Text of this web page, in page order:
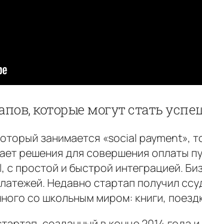
которые могут стать
занимается «social payment»,
решения для совершения оплаты
с простой и быстрой интеграцией.
Недавно стартап получил
со школьным миром: книги,